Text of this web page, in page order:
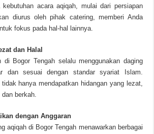
kebutuhan acara aqiqah, mulai dari persiapan
diurus oleh pihak catering, memberi Anda
fokus pada hal-hal lainnya.
dan Halal
di Bogor Tengah selalu menggunakan daging
dan sesuai dengan standar syariat Islam.
tidak hanya mendapatkan hidangan yang lezat,
berkah.
dengan Anggaran
aqiqah di Bogor Tengah menawarkan berbagai